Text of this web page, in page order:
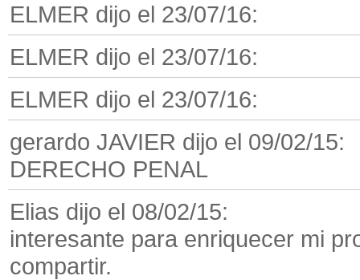
ELMER dijo el 23/07/16:
ELMER dijo el 23/07/16:
ELMER dijo el 23/07/16:
gerardo JAVIER dijo el 09/02/15:
DERECHO PENAL
Elias dijo el 08/02/15:
interesante para enriquecer mi
compartir.